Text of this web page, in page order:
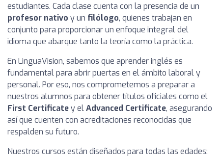
estudiantes. Cada clase cuenta con la presencia de un
profesor nativo y un filólogo, quienes trabajan en
conjunto para proporcionar un enfoque integral del
idioma que abarque tanto la teoría como la práctica.
En LinguaVision, sabemos que aprender inglés es
fundamental para abrir puertas en el ámbito laboral y
personal. Por eso, nos comprometemos a preparar a
nuestros alumnos para obtener títulos oficiales como el
First Certificatey elAdvanced Certificate, asegurando
así que cuenten con acreditaciones reconocidas que
respalden su futuro.
Nuestros cursos están diseñados para todas las edades: